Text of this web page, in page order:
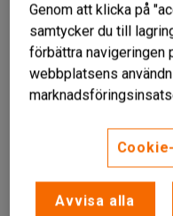
Genom att klicka på
samtycker du till
förbättra navigeringen
webbplatsens
Avvisa alla